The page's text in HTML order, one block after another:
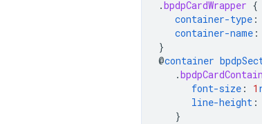
.bpdpCardWrapper {
container-type :
container-name :
}
@container
.
font-size : 1
line-height :
}